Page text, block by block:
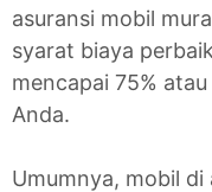
asuransi mobil
syarat biaya
mencapai 75%
Anda.
Umumnya, mobil di